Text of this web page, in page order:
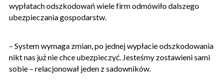
wypłatach odszkodowań wiele firm odmówiło dalszego
ubezpieczania gospodarstw.
– System wymaga zmian, po jednej wypłacie odszkodowania
nikt nas już nie chce ubezpieczyć. Jesteśmy zostawieni sami
sobie – relacjonował jeden z sadowników.